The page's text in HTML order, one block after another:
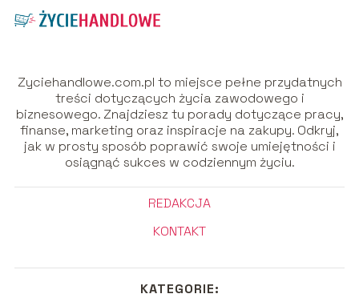
Zyciehandlowe.com.pl to miejsce pełne przydatnych
treści dotyczących życia zawodowego i
biznesowego. Znajdziesz tu porady dotyczące pracy,
finanse, marketing oraz inspiracje na zakupy. Odkryj,
jak w prosty sposób poprawić swoje umiejętności i
osiągnąć sukces w codziennym życiu.
REDAKCJA
KONTAKT
KATEGORIE: